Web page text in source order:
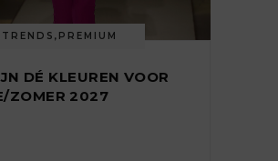
, PREMIUM
DÉ KLEUREN VOOR
ZOMER 2027